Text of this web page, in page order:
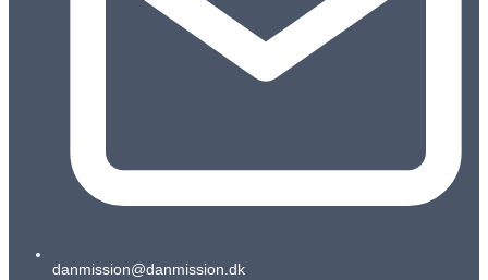
danmission@danmission.dk